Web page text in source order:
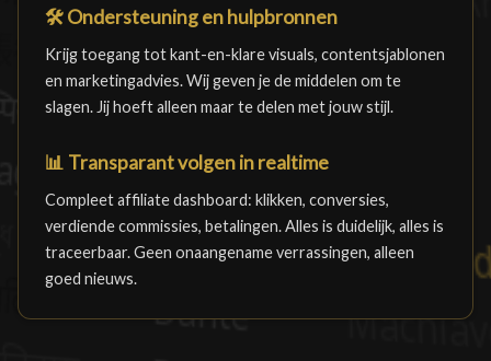
🛠️Ondersteuning en hulpbronnen
Krijg toegang tot kant-en-klare visuals, contentsjablonen
en marketingadvies. Wij geven je de middelen om te
slagen. Jij hoeft alleen maar te delen met jouw stijl.
📊 Transparant volgen in realtime
Compleet affiliate dashboard: klikken, conversies,
verdiende commissies, betalingen. Alles is duidelijk, alles is
traceerbaar. Geen onaangename verrassingen, alleen
goed nieuws.